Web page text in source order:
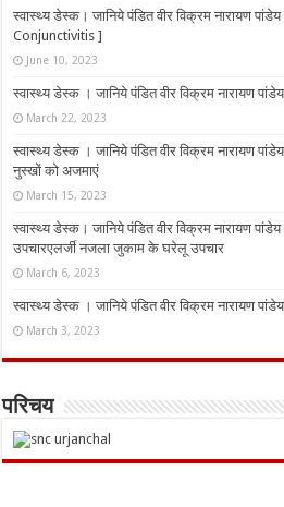
स्वास्थ्य डेस्क। जानिये पंडित वीर विक्रम नारायण
Conjunctivitis ]
June 10, 2023
स्वास्थ्य डेस्क । जानिये पंडित वीर विक्रम नारायण
March 22, 2023
स्वास्थ्य डेस्क । जानिये पंडित वीर विक्रम नारायण
नुस्‍खों को अजमाएं
March 15, 2023
स्वास्थ्य डेस्क। जानिये पंडित वीर विक्रम नारायण
उपचारएलर्जी नजला जुकाम के घरेलू उपचार
March 6, 2023
स्वास्थ्य डेस्क । जानिये पंडित वीर विक्रम नारायण
March 3, 2023
परिचय